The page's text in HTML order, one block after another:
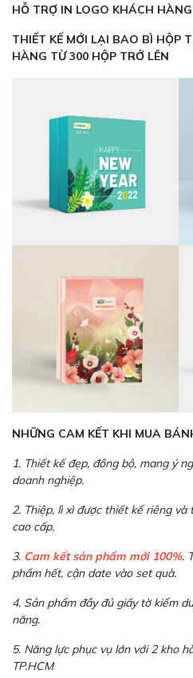
HỖ TRỢ IN LOGO KHÁCH
THIẾT KẾ MỚI LẠI BAO BÌ HỘP
HÀNG TỪ 300 HỘP TRỞ LÊN
NHỮNG CAM KẾT KHI MUA
1. Thiết kế đẹp, đồng bộ, mang ý
doanh nghiệp.
2. Thiệp, lì xì được thiết kế riêng
cao cấp.
3. Cam kết sản phẩm mới 100%.
phẩm hết, cận date vào set quà.
4. Sản phẩm đầy đủ giấy tờ kiểm
năng.
5. Năng lực phục vụ lớn với 2 kho
TP.HCM